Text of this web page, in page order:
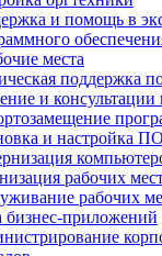
и помощь в
места
поддержка
и консультации
и настройка ПО
рабочих
рабочих
приложений